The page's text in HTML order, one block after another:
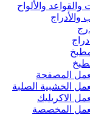
والقواعد والألواح
والأدراج
المصفحة
الخشبية الصلبة
الاكريليك
المخصصة